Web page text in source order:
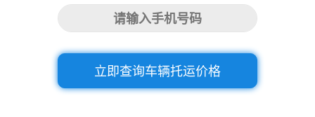
立即查询车辆托运价格